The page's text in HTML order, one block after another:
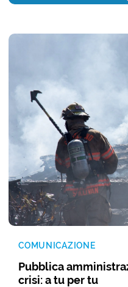
COMUNICAZIONE
Pubblica
crisi: a tu per tu